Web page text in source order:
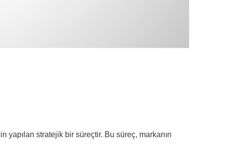
yapılan stratejik bir süreçtir. Bu süreç, markanın